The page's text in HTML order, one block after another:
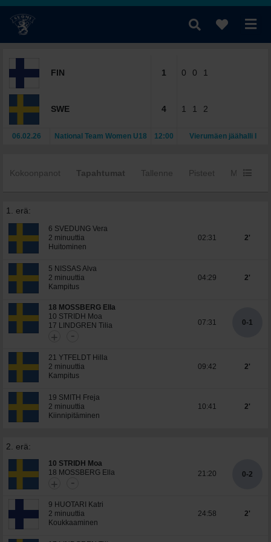
FIN
SWE
1
4
0 0 1
1 1 2
06.02.26 National Team Women U18 12:00 Vierumäen jäähalli I
Kokoonpanot Tapahtumat Tallenne Pisteet Mv:t
1. erä:
6 SVEDUNG Vera
2 minuuttia
Huitominen
02:31 2'
5 NISSAS Alva
2 minuuttia
Kampitus
04:29 2'
18 MOSSBERG Ella
10 STRIDH Moa
17 LINDGREN Tilia
+ -
07:31 0-1
21 YTFELDT Hilla
2 minuuttia
Kampitus
09:42 2'
19 SMITH Freja
2 minuuttia
Kiinnipitäminen
10:41 2'
2. erä:
10 STRIDH Moa
18 MOSSBERG Ella
+ -
21:20 0-2
9 HUOTARI Katri
2 minuuttia
Koukkaaminen
24:58 2'